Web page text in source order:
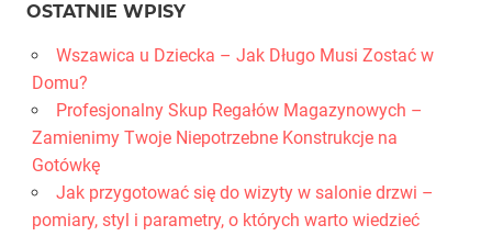
OSTATNIE WPISY
Wszawica u Dziecka – Jak Długo Musi Zostać w
Domu?
Profesjonalny Skup Regałów Magazynowych –
Zamienimy Twoje Niepotrzebne Konstrukcje na
Gotówkę
Jak przygotować się do wizyty w salonie drzwi –
pomiary, styl i parametry, o których warto wiedzieć